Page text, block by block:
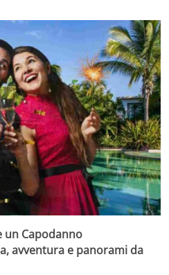
un Capodanno
avventura e panorami da